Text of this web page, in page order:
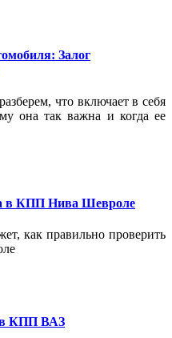
Залог
что включает в себя
она так важна и когда ее
в КПП Нива Шевроле
как правильно проверить
в КПП ВАЗ